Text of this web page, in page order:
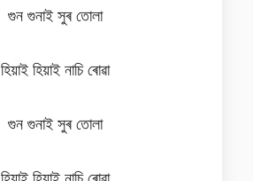
গুন গুনাই সুৰ তোলা
হিয়াই হিয়াই নাচি ৰোৱা
গুন গুনাই সুৰ তোলা